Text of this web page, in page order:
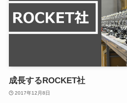
成長するROCKET社
2017年12月8日